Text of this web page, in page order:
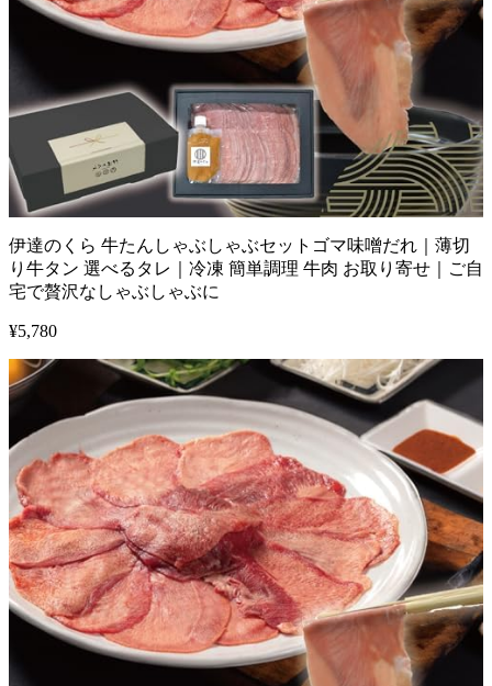
伊達のくら 牛たんしゃぶしゃぶセットゴマ味噌だれ｜薄切
り牛タン 選べるタレ｜冷凍 簡単調理 牛肉 お取り寄せ｜ご自
宅で贅沢なしゃぶしゃぶに
¥5,780